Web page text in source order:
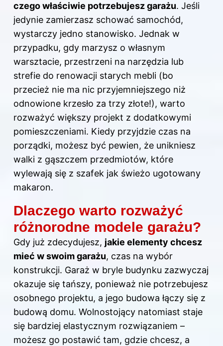
czego właściwie potrzebujesz garażu. Jeśli
jedynie zamierzasz schować samochód,
wystarczy jedno stanowisko. Jednak w
przypadku, gdy marzysz o własnym
warsztacie, przestrzeni na narzędzia lub
strefie do renowacji starych mebli (bo
przecież nie ma nic przyjemniejszego niż
odnowione krzesło za trzy złote!), warto
rozważyć większy projekt z dodatkowymi
pomieszczeniami. Kiedy przyjdzie czas na
porządki, możesz być pewien, że unikniesz
walki z gąszczem przedmiotów, które
wylewają się z szafek jak świeżo ugotowany
makaron.
Dlaczego warto rozważyć
różnorodne modele garażu?
Gdy już zdecydujesz, jakie elementy chcesz
mieć w swoim garażu, czas na wybór
konstrukcji. Garaż w bryle budynku zazwyczaj
okazuje się tańszy, ponieważ nie potrzebujesz
osobnego projektu, a jego budowa łączy się z
budową domu. Wolnostojący natomiast staje
się bardziej elastycznym rozwiązaniem –
możesz go postawić tam, gdzie chcesz, a